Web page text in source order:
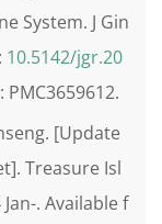
System. J Gin
10.5142/jgr.20
PMC3659612.
[Update
Treasure Isl
. Available f